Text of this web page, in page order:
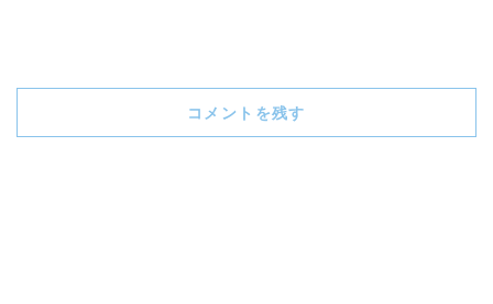
コメントを残す